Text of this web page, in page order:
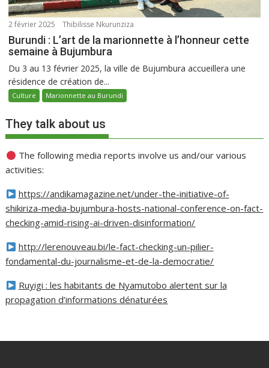
2 février 2025 Thibilisse Nkurunziza
Burundi : L’art de la marionnette à l’honneur cette
semaine à Bujumbura
Du 3 au 13 février 2025, la ville de Bujumbura accueillera une
résidence de création de...
Culture Marionnette au Burundi
They talk about us
The following media reports involve us and/our various
activities:
https://andikamagazine.net/under-the-initiative-of-
shikiriza-media-bujumbura-hosts-national-conference-on-fact-
checking-amid-rising-ai-driven-disinformation/
http://lerenouveau.bi/le-fact-checking-un-pilier-
fondamental-du-journalisme-et-de-la-democratie/
Ruyigi : les habitants de Nyamutobo alertent sur la
propagation d’informations dénaturées